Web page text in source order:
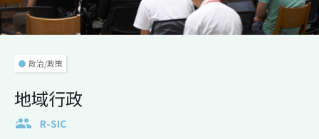
● 政治/政策
地域行政
R-SIC